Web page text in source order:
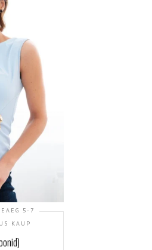
5-7
KAUP